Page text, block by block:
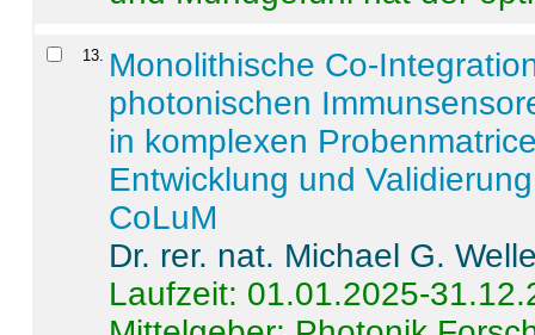
13
Monolithische Co-
photonischen
in komplexen
Entwicklung und
CoLuM
Dr. rer. nat. Michael G.
Laufzeit: 01.01.2025-